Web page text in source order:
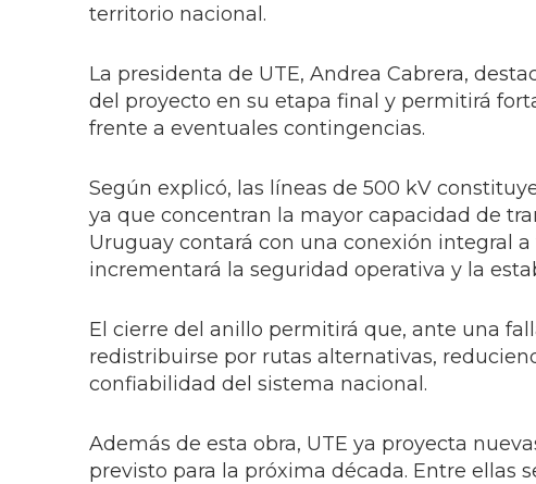
territorio nacional.
La presidenta de UTE, Andrea Cabrera,
del proyecto en su etapa final y permitirá
frente a eventuales contingencias.
Según explicó, las líneas de 500 kV
ya que concentran la mayor capacidad de
Uruguay contará con una conexión integral
incrementará la seguridad operativa y la
El cierre del anillo permitirá que, ante una
redistribuirse por rutas alternativas,
confiabilidad del sistema nacional.
Además de esta obra, UTE ya proyecta
previsto para la próxima década. Entre ellas